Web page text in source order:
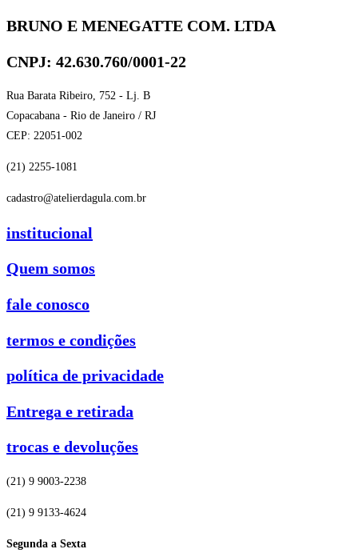
BRUNO E MENEGATTE COM. LTDA
CNPJ: 42.630.760/0001-22
Rua Barata Ribeiro, 752 - Lj. B
Copacabana - Rio de Janeiro / RJ
CEP: 22051-002
(21) 2255-1081
cadastro@atelierdagula.com.br
institucional
Quem somos
fale conosco
termos e condições
política de privacidade
Entrega e retirada
trocas e devoluções
(21) 9 9003-2238
(21) 9 9133-4624
Segunda a Sexta